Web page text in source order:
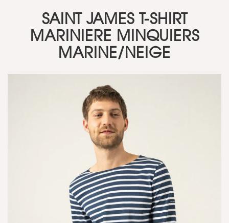
SAINT JAMES T-SHIRT
MARINIERE MINQUIERS
MARINE/NEIGE